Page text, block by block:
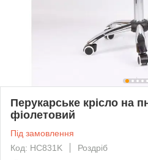
Перукарське крісло на
фіолетовий
Під замовлення
Код: HC831K
Роздріб